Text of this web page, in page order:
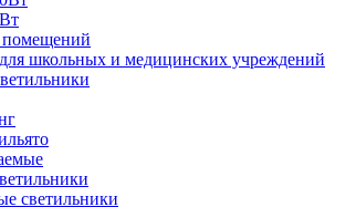
помещений
школьных и медицинских учреждений
светильники